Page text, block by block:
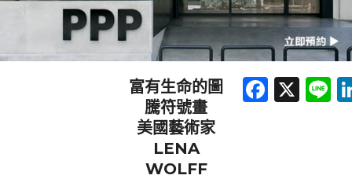
富有生命的圖
騰符號畫
美國藝術家
LENA
WOLFF
X